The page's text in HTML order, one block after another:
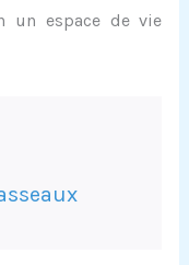
un espace de vie